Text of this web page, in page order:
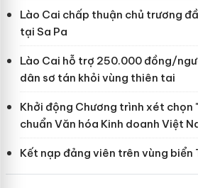
Lào Cai chấp thuận chủ trương
tại Sa Pa
Lào Cai hỗ trợ 250.000 đồng/
dân sơ tán khỏi vùng thiên tai
Khởi động Chương trình xét chọn
chuẩn Văn hóa Kinh doanh Việt
Kết nạp đảng viên trên vùng biển